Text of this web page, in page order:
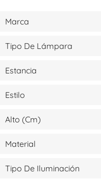
Marca
Tipo De Lámpara
Estancia
Estilo
Alto (cm)
Material
Tipo De Iluminación